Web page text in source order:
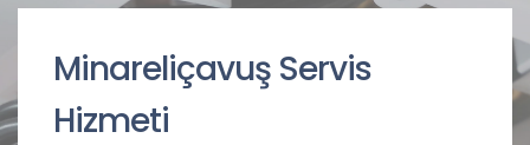
Minareliçavuş Servis
Hizmeti